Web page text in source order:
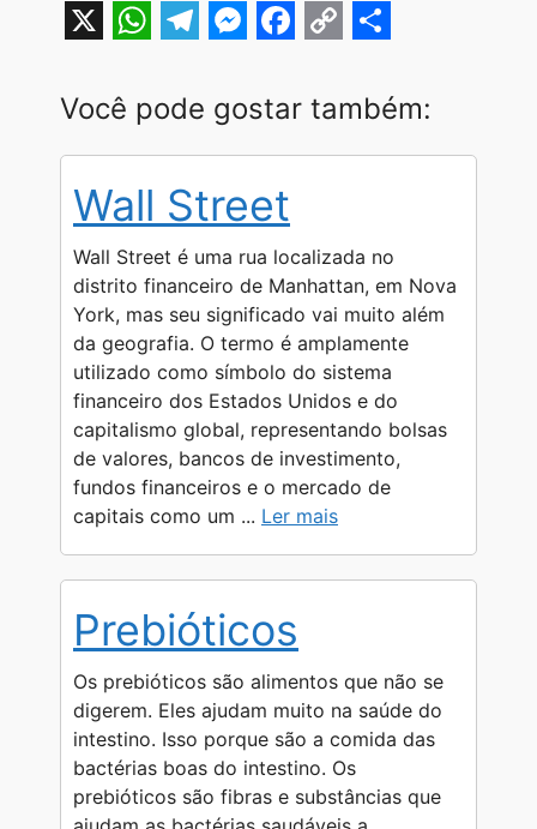
h
a
s
A
p
p
e
l
g
r
a
m
e
s
e
n
g
e
r
a
c
b
o
o
k
o
p
i
n
k
h
a
Você pode gostar também:
Wall Street
Wall Street é uma rua localizada no
distrito financeiro de Manhattan, em Nova
York, mas seu significado vai muito além
da geografia. O termo é amplamente
utilizado como símbolo do sistema
financeiro dos Estados Unidos e do
capitalismo global, representando bolsas
de valores, bancos de investimento,
fundos financeiros e o mercado de
capitais como um ... Ler mais
Prebióticos
Os prebióticos são alimentos que não se
digerem. Eles ajudam muito na saúde do
intestino. Isso porque são a comida das
bactérias boas do intestino. Os
prebióticos são fibras e substâncias que